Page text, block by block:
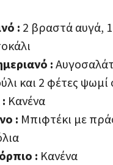
: 2 βραστά αυγά, 1
:
και 2 φέτες ψωμί
Κανένα
: Μπιφτέκι με
: Κανένα